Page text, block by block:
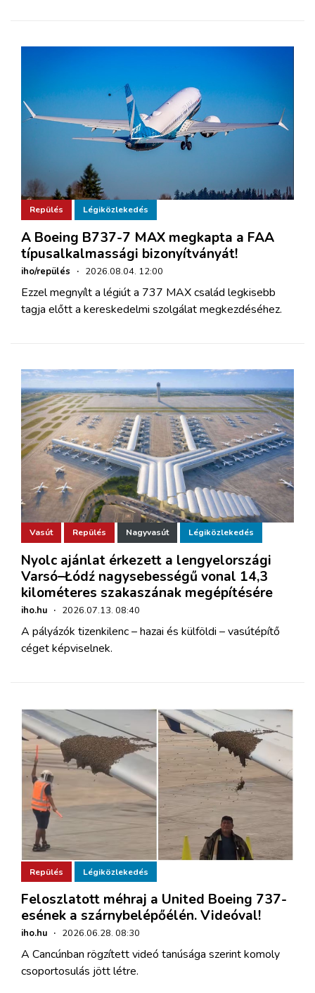
Repülés Légiközlekedés
A Boeing B737-7 MAX megkapta a FAA
típusalkalmassági bizonyítványát!
iho/repülés · 2026.08.04. 12:00
Ezzel megnyílt a légiút a 737 MAX család legkisebb
tagja előtt a kereskedelmi szolgálat megkezdéséhez.
Vasút Repülés Nagyvasút Légiközlekedés
Nyolc ajánlat érkezett a lengyelországi
Varsó–Łódź nagysebességű vonal 14,3
kilométeres szakaszának megépítésére
iho.hu · 2026.07.13. 08:40
A pályázók tizenkilenc – hazai és külföldi – vasútépítő
céget képviselnek.
Repülés Légiközlekedés
Feloszlatott méhraj a United Boeing 737-
esének a szárnybelépőélén. Videóval!
iho.hu · 2026.06.28. 08:30
A Cancúnban rögzített videó tanúsága szerint komoly
csoportosulás jött létre.